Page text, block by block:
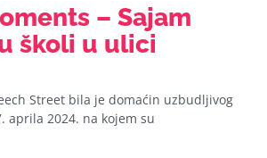
– Sajam
školi u ulici
Street bila je domaćin uzbudljivog
aprila 2024. na kojem su